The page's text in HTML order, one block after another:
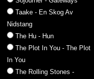
Taake - En Skog Av
Nidstang
The Hu - Hun
The Plot In You - The Plot
In You
The Rolling Stones -